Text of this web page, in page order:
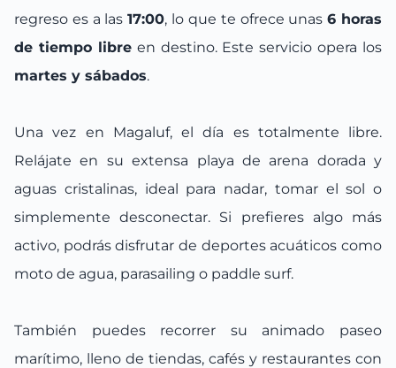
regreso es a las17:00, lo que te ofrece unas6 horas
de tiempo libreen destino. Este servicio opera los
martes y sábados.
Una vez en Magaluf, el día es totalmente libre.
Relájate en su extensa playa de arena dorada y
aguas cristalinas, ideal para nadar, tomar el sol o
simplemente desconectar. Si prefieres algo más
activo, podrás disfrutar de deportes acuáticos como
moto de agua, parasailing o paddle surf.
También puedes recorrer su animado paseo
marítimo, lleno de tiendas, cafés y restaurantes con